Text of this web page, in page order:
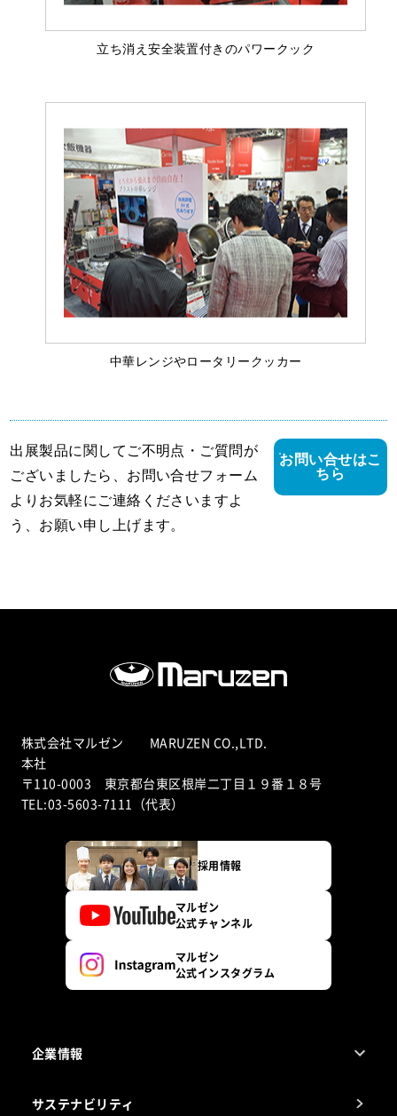
立ち消え安全装置付きのパワークック
中華レンジやロータリークッカー
出展製品に関してご不明点・ご質問が
ございましたら、お問い合せフォーム
よりお気軽にご連絡くださいますよ
う、お願い申し上げます。
お問い合せはこ
ちら
株式会社マルゼン MARUZEN CO.,LTD.
本社
〒110-0003 東京都台東区根岸二丁目１９番１８号
TEL:03-5603-7111（代表）
採用情報
マルゼン
公式チャンネル
マルゼン
公式インスタグラム
企業情報
サステナビリティ